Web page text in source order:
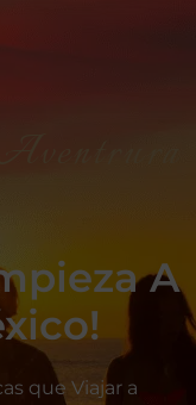
A
que Viajar a